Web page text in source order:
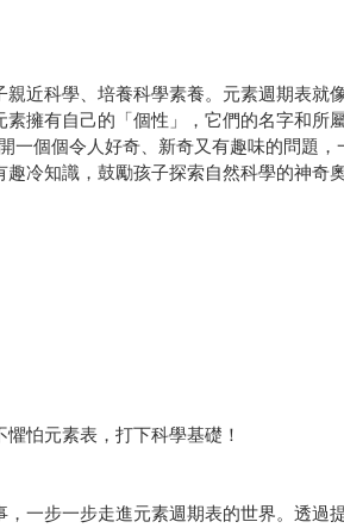
近科學、培養科學素養。元素週期表就
擁有自己的「個性」，它們的名字和
個個令人好奇、新奇又有趣味的問題
冷知識，鼓勵孩子探索自然科學的神奇
怕元素表，打下科學基礎！
一步一步走進元素週期表的世界。透過